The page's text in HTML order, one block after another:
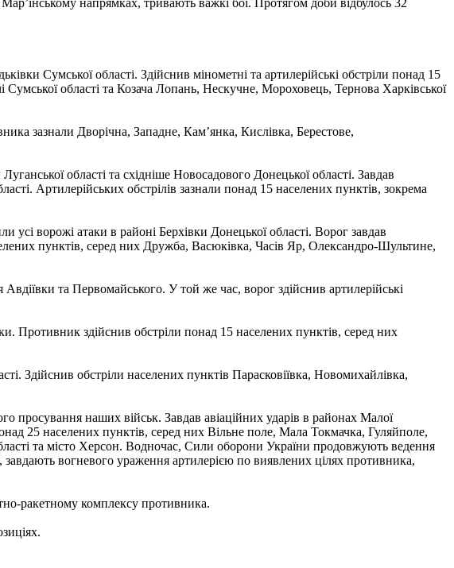
Сумської області. Здійснив мінометні та артилерійські обстріли понад 15
області та Козача Лопань, Нескучне, Мороховець, Тернова Харківської
зазнали Дворічна, Западне, Кам’янка, Кислівка, Берестове,
області та східніше Новосадового Донецької області. Завдав
Артилерійських обстрілів зазнали понад 15 населених пунктів, зокрема
усі ворожі атаки в районі Берхівки Донецької області. Ворог завдав
пунктів, серед них Дружба, Васюківка, Часів Яр, Олександро-Шультине,
Авдіївки та Первомайського. У той же час, ворог здійснив артилерійські
Противник здійснив обстріли понад 15 населених пунктів, серед них
Здійснив обстріли населених пунктів Парасковіївка, Новомихайлівка,
просування наших військ. Завдав авіаційних ударів в районах Малої
25 населених пунктів, серед них Вільне поле, Мала Токмачка, Гуляйполе,
та місто Херсон. Водночас, Сили оборони України продовжують ведення
вогневого ураження артилерією по виявлених цілях противника,
ракетному комплексу противника.